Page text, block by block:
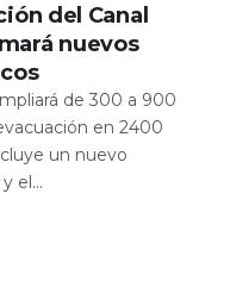
del Canal
nuevos
de 300 a 900
en 2400
un nuevo
el...